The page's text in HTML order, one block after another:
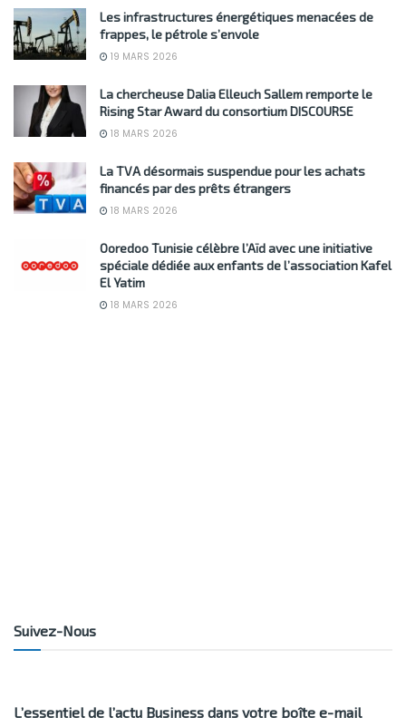
Les infrastructures énergétiques menacées de
frappes, le pétrole s’envole
19 MARS 2026
La chercheuse Dalia Elleuch Sallem remporte le
Rising Star Award du consortium DISCOURSE
18 MARS 2026
La TVA désormais suspendue pour les achats
financés par des prêts étrangers
18 MARS 2026
Ooredoo Tunisie célèbre l’Aïd avec une initiative
spéciale dédiée aux enfants de l’association Kafel
El Yatim
18 MARS 2026
Suivez-Nous
L’essentiel de l’actu Business dans votre boîte e-mail